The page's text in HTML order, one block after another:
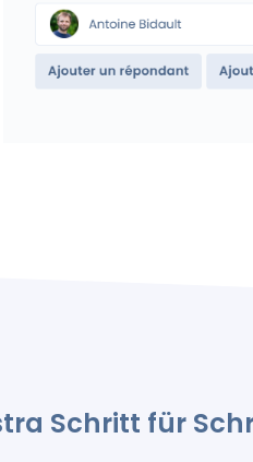
Schritt für